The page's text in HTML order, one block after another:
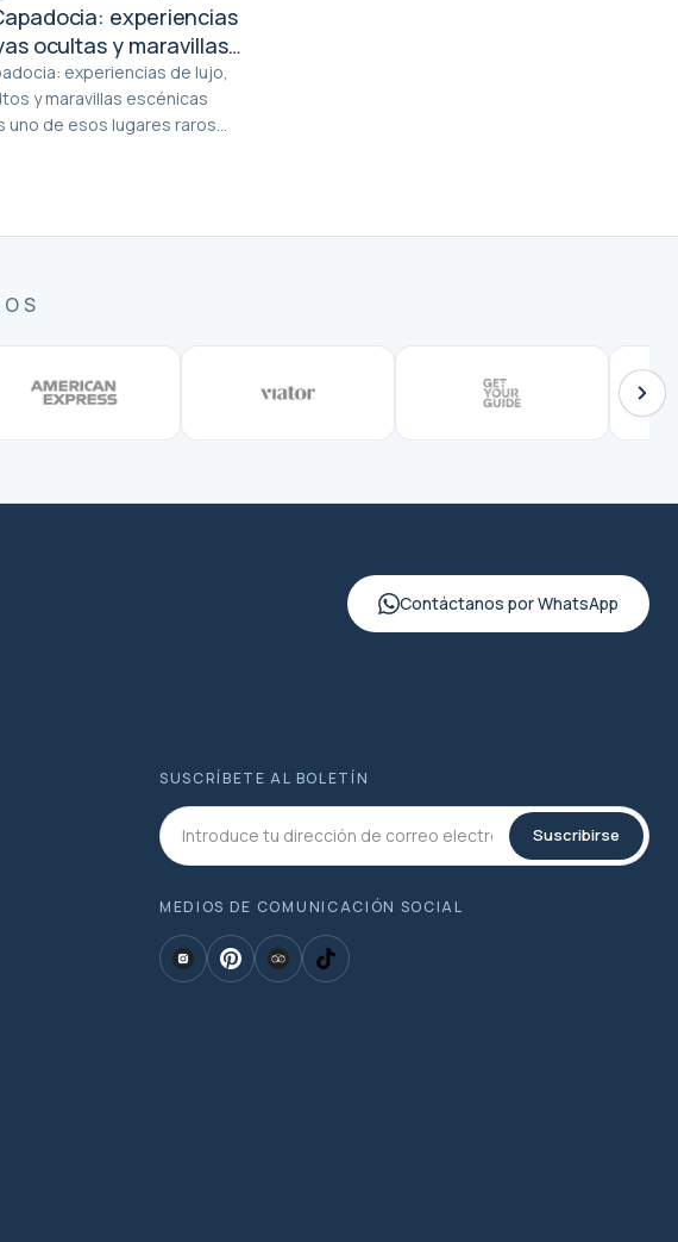
experiencias
ocultas y maravillas
experiencias de lujo,
y maravillas escénicas
uno de esos lugares raros
Contáctanos por WhatsApp
SUSCRÍBETE AL BOLETÍN
Suscribirse
MEDIOS DE COMUNICACIÓN SOCIAL